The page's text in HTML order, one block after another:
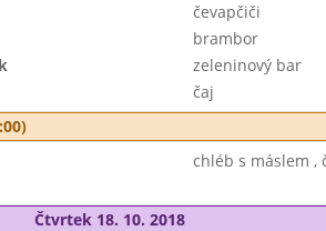
čevapčiči
brambor
zeleninový bar
čaj
chléb s máslem ,
Čtvrtek 18. 10. 2018